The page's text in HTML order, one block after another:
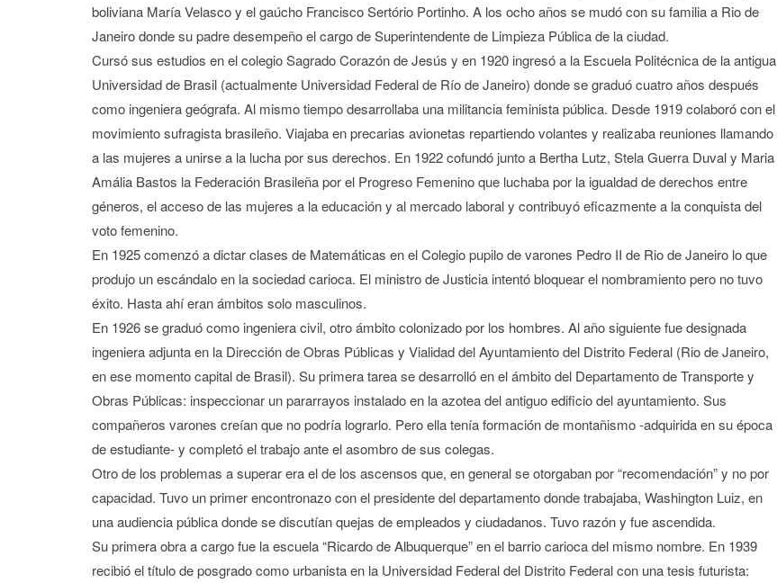
boliviana María Velasco y el gaúcho Francisco Sertório Portinho. A los ocho años se mudó con su familia a Rio de
Janeiro donde su padre desempeño el cargo de Superintendente de Limpieza Pública de la ciudad.
Cursó sus estudios en el colegio Sagrado Corazón de Jesús y en 1920 ingresó a la Escuela Politécnica de la antigua
Universidad de Brasil (actualmente Universidad Federal de Río de Janeiro) donde se graduó cuatro años después
como ingeniera geógrafa. Al mismo tiempo desarrollaba una militancia feminista pública. Desde 1919 colaboró con el
movimiento sufragista brasileño. Viajaba en precarias avionetas repartiendo volantes y realizaba reuniones llamando
a las mujeres a unirse a la lucha por sus derechos. En 1922 cofundó junto a Bertha Lutz, Stela Guerra Duval y Maria
Amália Bastos la Federación Brasileña por el Progreso Femenino que luchaba por la igualdad de derechos entre
géneros, el acceso de las mujeres a la educación y al mercado laboral y contribuyó eficazmente a la conquista del
voto femenino.
En 1925 comenzó a dictar clases de Matemáticas en el Colegio pupilo de varones Pedro II de Rio de Janeiro lo que
produjo un escándalo en la sociedad carioca. El ministro de Justicia intentó bloquear el nombramiento pero no tuvo
éxito. Hasta ahí eran ámbitos solo masculinos.
En 1926 se graduó como ingeniera civil, otro ámbito colonizado por los hombres. Al año siguiente fue designada
ingeniera adjunta en la Dirección de Obras Públicas y Vialidad del Ayuntamiento del Distrito Federal (Rio de Janeiro,
en ese momento capital de Brasil). Su primera tarea se desarrolló en el ámbito del Departamento de Transporte y
Obras Públicas: inspeccionar un pararrayos instalado en la azotea del antiguo edificio del ayuntamiento. Sus
compañeros varones creían que no podría lograrlo. Pero ella tenía formación de montañismo -adquirida en su época
de estudiante- y completó el trabajo ante el asombro de sus colegas.
Otro de los problemas a superar era el de los ascensos que, en general se otorgaban por “recomendación” y no por
capacidad. Tuvo un primer encontronazo con el presidente del departamento donde trabajaba, Washington Luiz, en
una audiencia pública donde se discutían quejas de empleados y ciudadanos. Tuvo razón y fue ascendida.
Su primera obra a cargo fue la escuela “Ricardo de Albuquerque” en el barrio carioca del mismo nombre. En 1939
recibió el título de posgrado como urbanista en la Universidad Federal del Distrito Federal con una tesis futurista: